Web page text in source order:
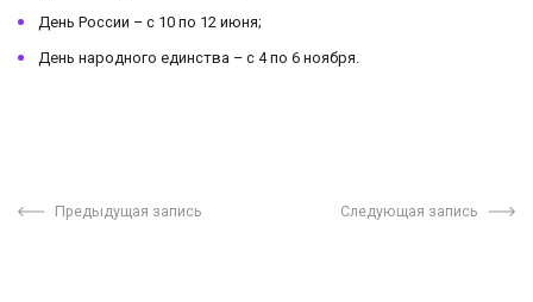
День России – с 10 по 12 июня;
День народного единства – с 4 по 6 ноября.
Предыдущая запись Следующая запись